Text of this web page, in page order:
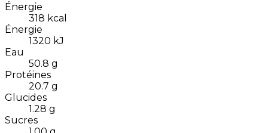
Énergie
318 kcal
Énergie
1320 kJ
Eau
50.8 g
Protéines
20.7 g
Glucides
1.28 g
Sucres